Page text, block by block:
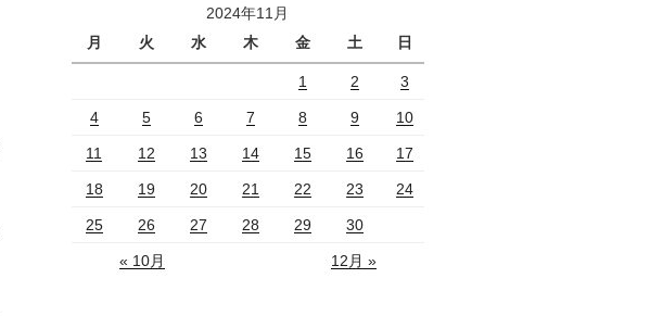
2024年11月
月
火 水 木 金 土 日
1 2 3
4 5 6 7 8 9 10
11 12 13 14 15 16 17
18 19 20 21 22 23 24
25 26 27 28 29 30
« 10月 12月 »